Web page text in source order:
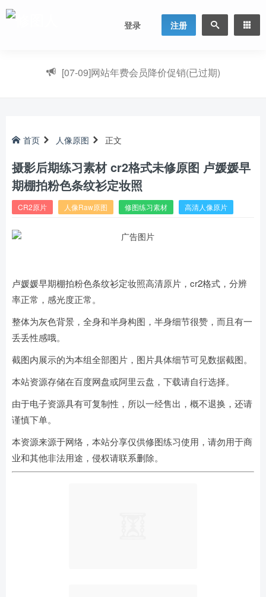
登录 注册
[07-09]网站年费会员降价促销(已过期)
首页 人像原图 正文
摄影后期练习素材 cr2格式未修原图 卢媛媛早
期棚拍粉色条纹衫定妆照
CR2原片 人像Raw原图 修图练习素材 高清人像原片
卢媛媛早期棚拍粉色条纹衫定妆照高清原片，cr2格式，分辨
率正常，感光度正常。
整体为灰色背景，全身和半身构图，半身细节很赞，而且有一
丢丢性感哦。
截图内展示的为本组全部图片，图片具体细节可见数据截图。
本站资源存储在百度网盘或阿里云盘，下载请自行选择。
由于电子资源具有可复制性，所以一经售出，概不退换，还请
谨慎下单。
本资源来源于网络，本站分享仅供修图练习使用，请勿用于商
业和其他非法用途，侵权请联系删除。